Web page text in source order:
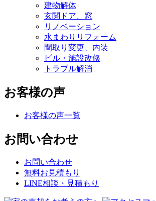
建物解体
玄関ドア、窓
リノベーション
水まわりリフォーム
間取り変更、内装
ビル・施設改修
トラブル解消
お客様の声
お客様の声一覧
お問い合わせ
お問い合わせ
無料お見積もり
LINE相談・見積もり